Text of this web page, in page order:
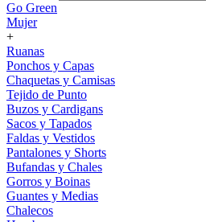
Go Green
Mujer
+
Ruanas
Ponchos y Capas
Chaquetas y Camisas
Tejido de Punto
Buzos y Cardigans
Sacos y Tapados
Faldas y Vestidos
Pantalones y Shorts
Bufandas y Chales
Gorros y Boinas
Guantes y Medias
Chalecos